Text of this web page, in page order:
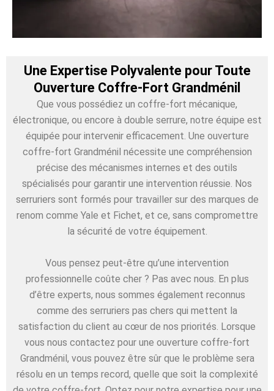
Une Expertise Polyvalente pour Toute
Ouverture Coffre-Fort Grandménil
Que vous possédiez un coffre-fort mécanique,
électronique, ou encore à double serrure, notre équipe est
équipée pour intervenir efficacement. Une ouverture
coffre-fort Grandménil nécessite une compréhension
précise des mécanismes internes et des outils
spécialisés pour garantir une intervention réussie. Nos
serruriers sont formés pour travailler sur des marques de
renom comme Yale et Fichet, et ce, sans compromettre
la sécurité de votre équipement.
Vous pensez peut-être qu’une intervention
professionnelle coûte cher ? Pas avec nous. En plus
d’être experts, nous sommes également reconnus
comme des serruriers pas chers qui mettent la
satisfaction du client au cœur de nos priorités. Lorsque
vous nous contactez pour une ouverture coffre-fort
Grandménil, vous pouvez être sûr que le problème sera
résolu en un temps record, quelle que soit la complexité